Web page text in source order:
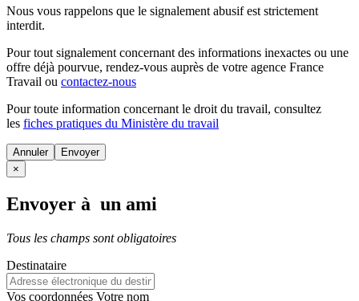
Nous vous rappelons que le signalement abusif est strictement
interdit.
Pour tout signalement concernant des informations inexactes ou une
offre déjà pourvue, rendez-vous auprès de votre agence France
Travail ou contactez-nous
Pour toute information concernant le droit du travail, consultez
les fiches pratiques du Ministère du travail
Annuler
×
Envoyer à un ami
Tous les champs sont obligatoires
Destinataire
Vos coordonnées Votre nom